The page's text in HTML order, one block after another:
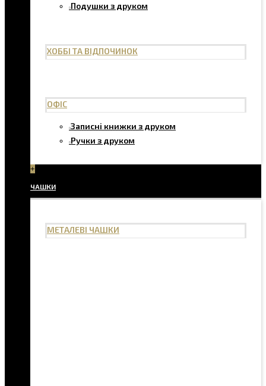
Подушки з друком
ХОББІ ТА ВІДПОЧИНОК
ОФІС
Записні книжки з друком
Ручки з друком
+
ЧАШКИ
МЕТАЛЕВІ ЧАШКИ